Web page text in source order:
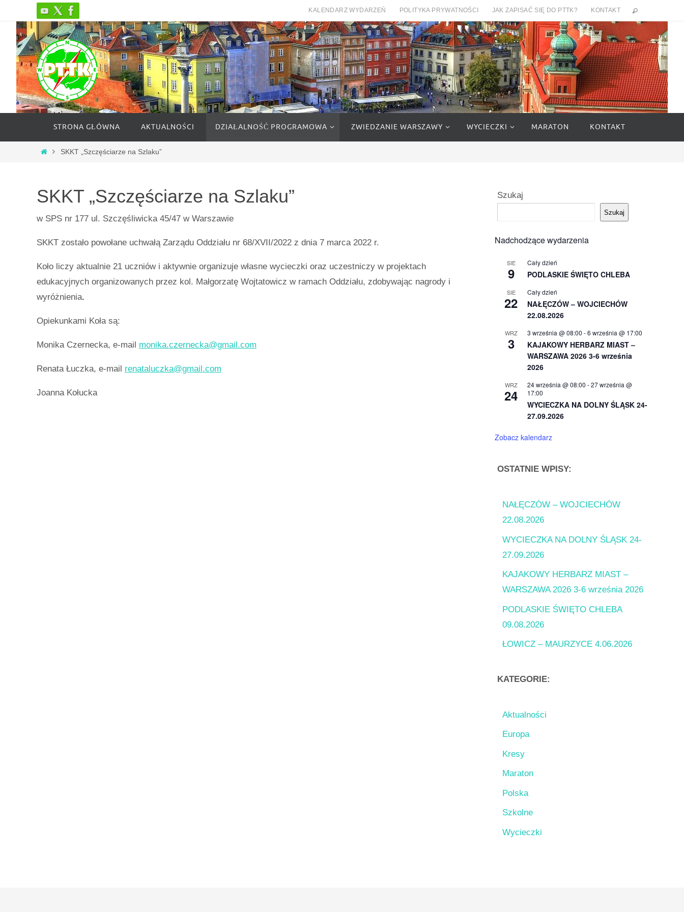
treści
KALENDARZ WYDARZEŃ POLITYKA PRYWATNOŚCI JAK ZAPISAĆ SIĘ DO PTTK? KONTAKT
treści
STRONA GŁÓWNA AKTUALNOŚCI DZIAŁALNOŚĆ PROGRAMOWA ZWIEDZANIE WARSZAWY WYCIECZKI MARATON KONTAKT
StronaSKKT „Szczęściarze na Szlaku”
SKKT „Szczęściarze na Szlaku”
w SPS nr 177 ul. Szczęśliwicka 45/47 w Warszawie
SKKT zostało powołane uchwałą Zarządu Oddziału nr 68/XVII/2022 z dnia 7 marca 2022 r.
Koło liczy aktualnie 21 uczniów i aktywnie organizuje własne wycieczki oraz uczestniczy w projektach
edukacyjnych organizowanych przez kol. Małgorzatę Wojtatowicz w ramach Oddziału, zdobywając nagrody i
wyróżnienia.
Opiekunkami Koła są:
Monika Czernecka, e-mail monika.czernecka@gmail.com
Renata Łuczka, e-mail renataluczka@gmail.com
Joanna Kołucka
Szukaj
Szukaj
Nadchodzące wydarzenia
SIE
9
Cały dzień
PODLASKIE ŚWIĘTO CHLEBA
SIE
22
Cały dzień
NAŁĘCZÓW – WOJCIECHÓW
22.08.2026
WRZ
3
3 września @ 08:00 -6 września @ 17:00
KAJAKOWY HERBARZ MIAST –
WARSZAWA 2026 3-6 września
2026
WRZ
24
24 września @ 08:00 -27 września @
17:00
WYCIECZKA NA DOLNY ŚLĄSK 24-
27.09.2026
Zobacz kalendarz
OSTATNIE WPISY:
NAŁĘCZÓW – WOJCIECHÓW
22.08.2026
WYCIECZKA NA DOLNY ŚLĄSK 24-
27.09.2026
KAJAKOWY HERBARZ MIAST –
WARSZAWA 2026 3-6 września 2026
PODLASKIE ŚWIĘTO CHLEBA
09.08.2026
ŁOWICZ – MAURZYCE 4.06.2026
KATEGORIE:
Aktualności
Europa
Kresy
Maraton
Polska
Szkolne
Wycieczki